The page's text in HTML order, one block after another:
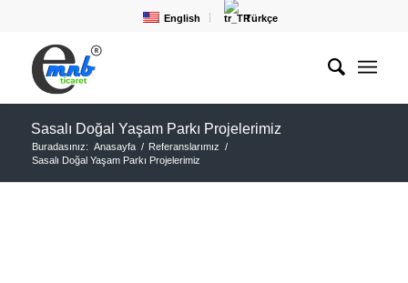
English Türkçe
Sasalı Doğal Yaşam Parkı Projelerimiz
Buradasınız: Anasayfa / Referanslarımız /
Sasalı Doğal Yaşam Parkı Projelerimiz